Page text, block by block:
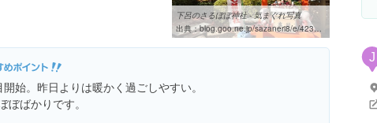
下呂のさるぼぼ神社 - 気まぐれ写真
出典：blog.goo.ne.jp/sazaneri8/e/4230a74f54091cba0d125d47e046112c
始。昨日よりは暖かく過ごしやすい。
ぼばかりです。
J